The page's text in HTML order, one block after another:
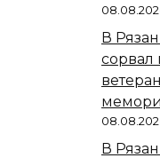
В
сорвал
В